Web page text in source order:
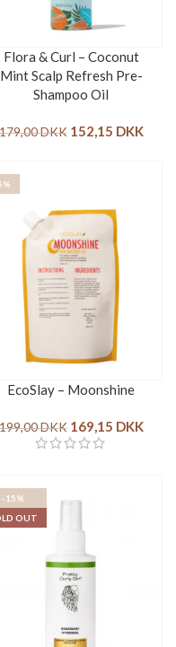
Flora & Curl – Coconut
Mint Scalp Refresh Pre-
Shampoo Oil
DKK 152,15 DKK
EcoSlay – Moonshine
DKK 169,15 DKK
-15%
OUT